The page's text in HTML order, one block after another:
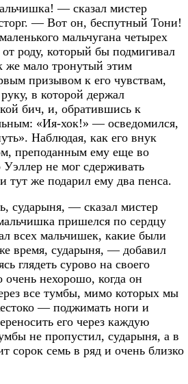
— сказал мистер
— Вот он, беспутный Тони!
мальчугана четырех
роду, который бы подмигивал
же мало тронутый этим
призывом к его чувствам,
в которой держал
бич, и, обратившись к
«Ия-хок!» — осведомился,
Наблюдая, как его внук
преподанным ему еще во
Уэллер не мог сдерживать
тут же подарил ему два пенса.
сударыня, — сказал мистер
пришелся по сердцу
всех мальчишек, какие были
время, сударыня, — добавил
глядеть сурово на своего
нехорошо, когда он
все тумбы, мимо которых мы
— поджимать ноги и
его через каждую
не пропустил, сударыня, а в
сорок семь в ряд и очень близко